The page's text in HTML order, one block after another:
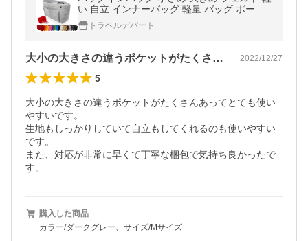
い 自立 インナーバッグ 軽量 バッグ ポーチ
レディース バックインバック おしゃれ かわ
いい オーガナイザー
トラベルデパート
大小の大きさの違うポケットがたくさんあ… 2022/12/27
5
大小の大きさの違うポケットがたくさんあってとても使い
やすいです。
生地もしっかりしていて自立もしてくれるのも使いやすい
です。
また、対応が非常に早くて丁寧な梱包で気持ち良かったで
す。
購入した商品
カラー/ダークグレー、サイズ/Mサイズ